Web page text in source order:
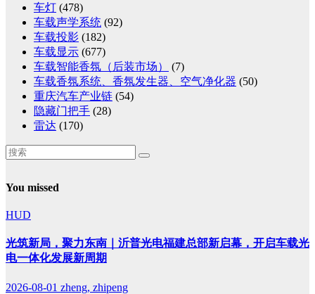
车灯 (478)
车载声学系统 (92)
车载投影 (182)
车载显示 (677)
车载智能香氛（后装市场）
(7)
车载香氛系统、香氛发生器、空气净化器 (50)
重庆汽车产业链 (54)
隐藏门把手 (28)
雷达 (170)
You missed
HUD
光筑新局，聚力东南｜沂普光电福建总部新启幕，开启车载光
电一体化发展新周期
2026-08-01 zheng, zhipeng